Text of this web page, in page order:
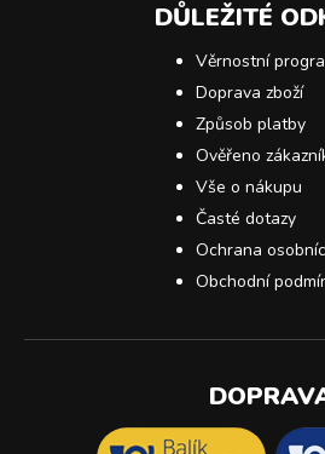
DŮLEŽITÉ
Věrnostní
Doprava zboží
Způsob platby
Ověřeno
Vše o nákupu
Časté dotazy
Ochrana
Obchodní